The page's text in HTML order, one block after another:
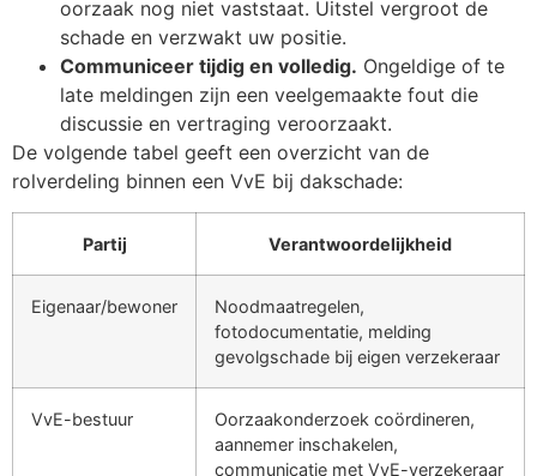
oorzaak nog niet vaststaat. Uitstel vergroot de
schade en verzwakt uw positie.
Communiceer tijdig en volledig. Ongeldige of te
late meldingen zijn een veelgemaakte fout die
discussie en vertraging veroorzaakt.
De volgende tabel geeft een overzicht van de
rolverdeling binnen een VvE bij dakschade:
Partij Verantwoordelijkheid
Eigenaar/bewoner
Noodmaatregelen,
fotodocumentatie, melding
gevolgschade bij eigen verzekeraar
VvE-bestuur
Oorzaakonderzoek coördineren,
aannemer inschakelen,
communicatie met VvE-verzekeraar